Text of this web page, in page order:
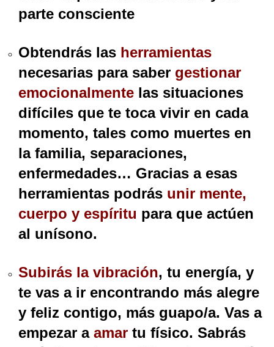
parte consciente
Obtendrás las herramientas
necesarias para saber gestionar
emocionalmente las situaciones
difíciles que te toca vivir en cada
momento, tales como muertes en
la familia, separaciones,
enfermedades… Gracias a esas
herramientas podrás unir mente,
cuerpo y espíritu para que actúen
al unísono.
Subirás la vibración, tu energía, y
te vas a ir encontrando más alegre
y feliz contigo, más guapo/a. Vas a
empezar a amar tu físico. Sabrás